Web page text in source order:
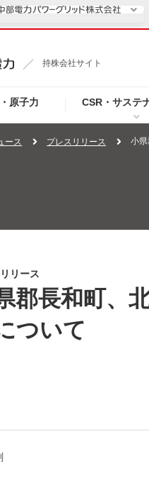
持株会社サイト
原子力 CSR・サステ
しいウィンドウを開きます）
よくあるご質問・お問い合
電気・ガスのご契約
ース プレスリリース 小
リース
郡長和町、
ついて